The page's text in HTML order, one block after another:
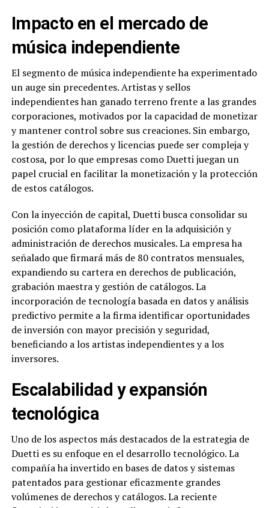
Impacto en el mercado de
música independiente
El segmento de música independiente ha experimentado
un auge sin precedentes. Artistas y sellos
independientes han ganado terreno frente a las grandes
corporaciones, motivados por la capacidad de monetizar
y mantener control sobre sus creaciones. Sin embargo,
la gestión de derechos y licencias puede ser compleja y
costosa, por lo que empresas como Duetti juegan un
papel crucial en facilitar la monetización y la protección
de estos catálogos.
Con la inyección de capital, Duetti busca consolidar su
posición como plataforma líder en la adquisición y
administración de derechos musicales. La empresa ha
señalado que firmará más de 80 contratos mensuales,
expandiendo su cartera en derechos de publicación,
grabación maestra y gestión de catálogos. La
incorporación de tecnología basada en datos y análisis
predictivo permite a la firma identificar oportunidades
de inversión con mayor precisión y seguridad,
beneficiando a los artistas independientes y a los
inversores.
Escalabilidad y expansión
tecnológica
Uno de los aspectos más destacados de la estrategia de
Duetti es su enfoque en el desarrollo tecnológico. La
compañía ha invertido en bases de datos y sistemas
patentados para gestionar eficazmente grandes
volúmenes de derechos y catálogos. La reciente